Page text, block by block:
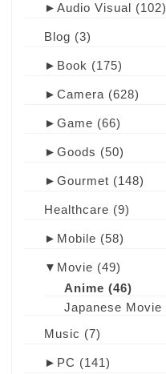
► Audio Visual (102)
Blog (3)
► Book (175)
► Camera (628)
► Game (66)
► Goods (50)
► Gourmet (148)
Healthcare (9)
► Mobile (58)
▼ Movie (49)
Anime (46)
Japanese Movie
Music (7)
► PC (141)